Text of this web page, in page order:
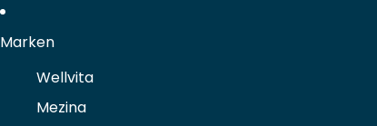
Marken
Wellvita
Mezina